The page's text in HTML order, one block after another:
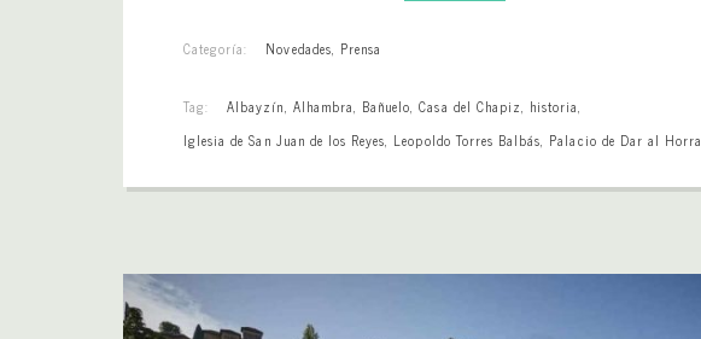
Categoría: Novedades, Prensa
Tag: Albayzín, Alhambra, Bañuelo,Casa del Chapiz, historia,
Iglesia de San Juan de los Reyes, Leopoldo Torres Balbás, Palacio de Dar al Horra